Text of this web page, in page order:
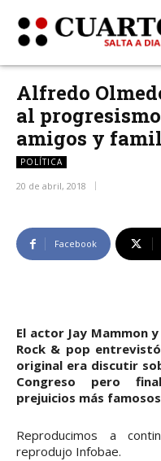
Alfredo
al
amigos y
POLÍTICA
20 de abril, 2018
Facebook
El actor Jay Mammon
Rock & pop
original era discutir
Congreso pero
prejuicios más
Reproducimos a
reprodujo Infobae.